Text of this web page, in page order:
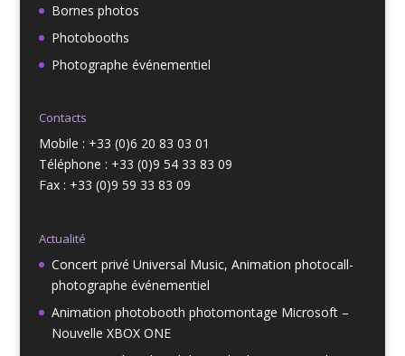
Bornes photos
Photobooths
Photographe événementiel
Contacts
Mobile : +33 (0)6 20 83 03 01
Téléphone : +33 (0)9 54 33 83 09
Fax : +33 (0)9 59 33 83 09
Actualité
Concert privé Universal Music, Animation photocall-
photographe événementiel
Animation photobooth photomontage Microsoft –
Nouvelle XBOX ONE